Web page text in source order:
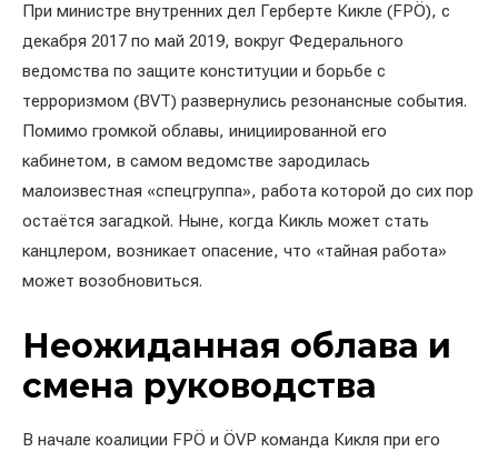
При министре внутренних дел Герберте Кикле (FPÖ), с
декабря 2017 по май 2019, вокруг Федерального
ведомства по защите конституции и борьбе с
терроризмом (BVT) развернулись резонансные события.
Помимо громкой облавы, инициированной его
кабинетом, в самом ведомстве зародилась
малоизвестная «спецгруппа», работа которой до сих пор
остаётся загадкой. Ныне, когда Кикль может стать
канцлером, возникает опасение, что «тайная работа»
может возобновиться.
Неожиданная облава и
смена руководства
В начале коалиции FPÖ и ÖVP команда Кикля при его